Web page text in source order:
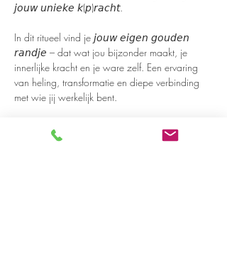
𝘫𝘰𝘶𝘸 𝘶𝘯𝘪𝘦𝘬𝘦 𝘬(𝘱)𝘳𝘢𝘤𝘩𝘵.
In dit ritueel vind je 𝘫𝘰𝘶𝘸 𝘦𝘪𝘨𝘦𝘯 𝘨𝘰𝘶𝘥𝘦𝘯
𝘳𝘢𝘯𝘥𝘫𝘦 – dat wat jou bijzonder maakt, je
innerlijke kracht en je ware zelf. Een ervaring
van heling, transformatie en diepe verbinding
met wie jij werkelijk bent.
𝘿𝙞𝙩 𝙞𝙨 𝙟𝙤𝙪𝙬 𝙪𝙞𝙩𝙣𝙤𝙙𝙞𝙜𝙞𝙣𝙜 𝙤𝙢 𝙩𝙚
𝙜𝙧𝙤𝙚𝙞𝙚𝙣, 𝙩𝙚 𝙗𝙡𝙤𝙚𝙞𝙚𝙣 𝙚𝙣 𝙟𝙚 𝙝𝙖𝙧𝙩 𝙬𝙚𝙚𝙧